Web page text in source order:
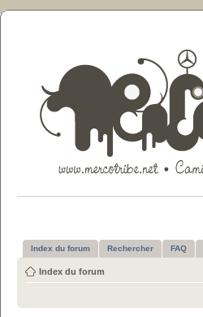
Index du forum Rechercher FAQ
Index du forum